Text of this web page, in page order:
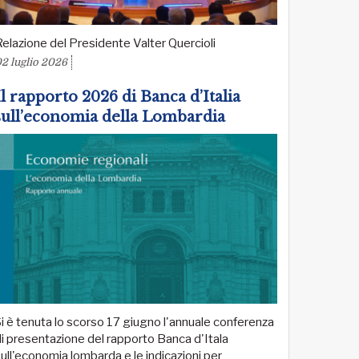
del Presidente Valter Quercioli
luglio 2026
rapporto 2026 di Banca d’Italia
della Lombardia
è tenuta lo scorso 17 giugno l'annuale conferenza
presentazione del rapporto Banca d'Itala
lombarda e le indicazioni per